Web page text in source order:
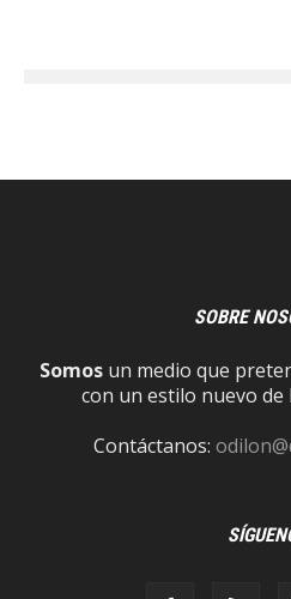
SOBRE
Somos un medio que
con un estilo nuevo de
Contáctanos: